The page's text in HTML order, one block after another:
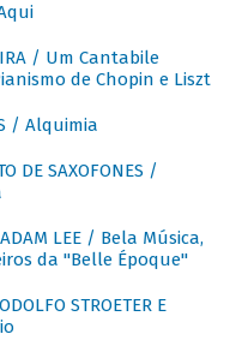
/ Um Cantabile
de Chopin e Liszt
/ Alquimia
DE SAXOFONES /
LEE / Bela Música,
da "Belle Époque"
STROETER E